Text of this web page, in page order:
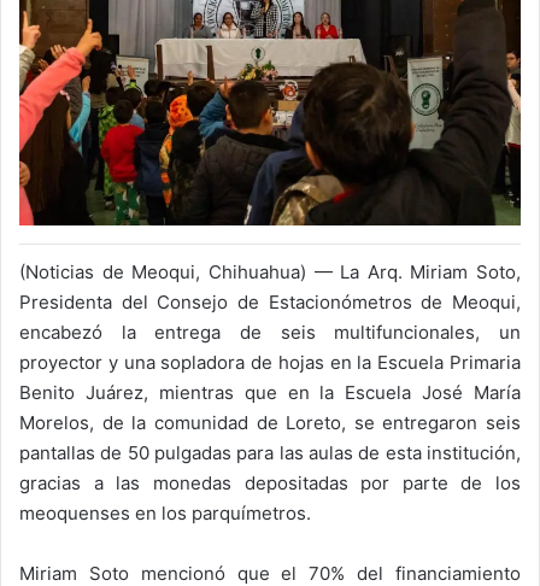
(Noticias de Meoqui, Chihuahua) — La Arq. Miriam Soto,
Presidenta del Consejo de Estacionómetros de Meoqui,
encabezó la entrega de seis multifuncionales, un
proyector y una sopladora de hojas en la Escuela Primaria
Benito Juárez, mientras que en la Escuela José María
Morelos, de la comunidad de Loreto, se entregaron seis
pantallas de 50 pulgadas para las aulas de esta institución,
gracias a las monedas depositadas por parte de los
meoquenses en los parquímetros.
Miriam Soto mencionó que el 70% del financiamiento